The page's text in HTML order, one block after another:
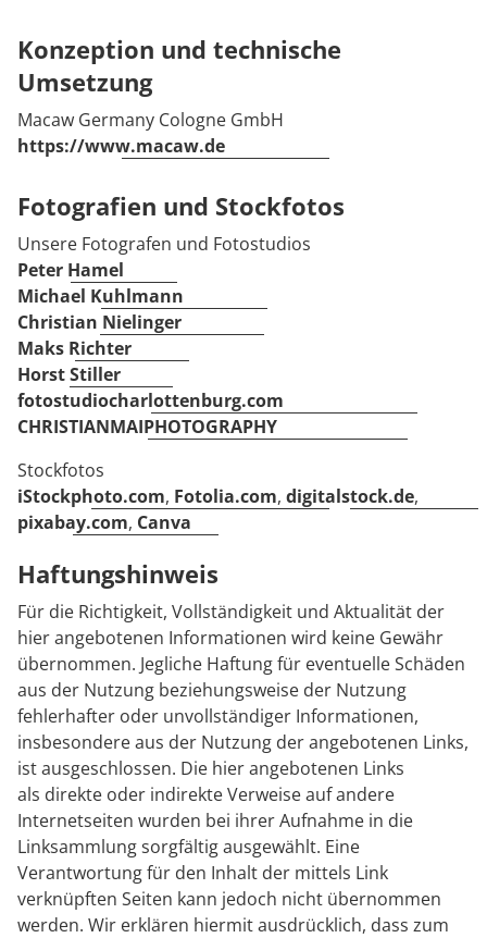
Konzeption und technische
Umsetzung
Macaw Germany Cologne GmbH
https://www.macaw.de
Fotografien und Stockfotos
Unsere Fotografen und Fotostudios
Peter Hamel
Michael Kuhlmann
Christian Nielinger
Maks Richter
Horst Stiller
fotostudiocharlottenburg.com
CHRISTIANMAIPHOTOGRAPHY
Stockfotos
iStockphoto.com, Fotolia.com, digitalstock.de,
pixabay.com, Canva
Haftungshinweis
Für die Richtigkeit, Vollständigkeit und Aktualität der
hier angebotenen Informationen wird keine Gewähr
übernommen. Jegliche Haftung für eventuelle Schäden
aus der Nutzung beziehungsweise der Nutzung
fehlerhafter oder unvollständiger Informationen,
insbesondere aus der Nutzung der angebotenen Links,
ist ausgeschlossen. Die hier angebotenen Links
als direkte oder indirekte Verweise auf andere
Internetseiten wurden bei ihrer Aufnahme in die
Linksammlung sorgfältig ausgewählt. Eine
Verantwortung für den Inhalt der mittels Link
verknüpften Seiten kann jedoch nicht übernommen
werden. Wir erklären hiermit ausdrücklich, dass zum